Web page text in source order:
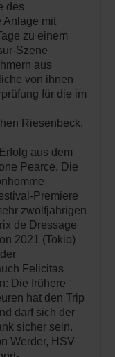
des
Anlage mit
zu einem
Szene
aus
von ihnen
für die im
Riesenbeck.
aus dem
Pearce. Die
Premiere
zwölfjährigen
de Dressage
2021 (Tokio)
Felicitas
Die frühere
hat den Trip
darf sich der
sicher sein.
Werder, HSV